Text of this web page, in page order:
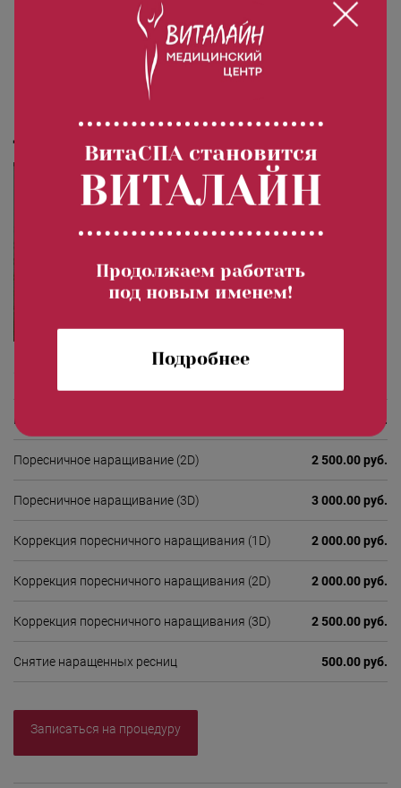
в редких случаях возможно возникновение
аллергической реакции, поэтому, если вы часто
страдаете от аллергии, желательно за сутки до
процедуры провести тест на чувствительность
Дипломы и сертификаты
Стоимость процедур
Поресничное наращивание (1D) 2 200.00 руб.
Поресничное наращивание (2D) 2 500.00 руб.
Поресничное наращивание (3D) 3 000.00 руб.
Коррекция поресничного наращивания (1D) 2 000.00 руб.
Коррекция поресничного наращивания (2D) 2 000.00 руб.
Коррекция поресничного наращивания (3D) 2 500.00 руб.
Снятие наращенных ресниц 500.00 руб.
Записаться на процедуру
ВитаСПА становится
ВИТАЛАЙН
Продолжаем работать
под новым именем!
Подробнее